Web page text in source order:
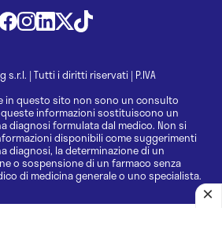
s.r.l. | Tutti i diritti riservati | P.IVA
in questo sito non sono un consulto
informazioni sostituiscono un
diagnosi formulata dal medico. Non si
disponibili come suggerimenti
diagnosi, la determinazione di un
o sospensione di un farmaco senza
di medicina generale o uno specialista.